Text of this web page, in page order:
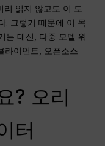
리 읽지 않고도 이 도
. 그렇기 때문에 이 목
는 대신, 다중 모델 워
라이언트, 오픈소스
? 오리
터